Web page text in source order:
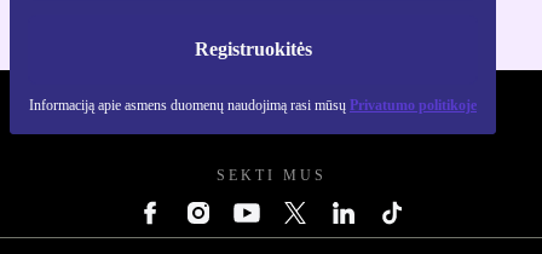
Registruokitės
Informaciją apie asmens duomenų naudojimą rasi mūsų Privatumo politikoje
REFURBED LIETUVA - RETHINK NEW.
SEKTI MUS